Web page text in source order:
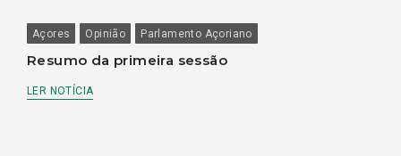
Açores Opinião Parlamento Açoriano
Resumo da primeira sessão
LER NOTÍCIA